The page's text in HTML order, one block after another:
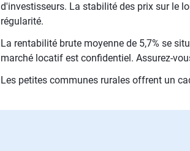
d'investisseurs. La stabilité des prix sur le
régularité.
La rentabilité brute moyenne de 5,7% se
marché locatif est confidentiel. Assurez-
Les petites communes rurales offrent un